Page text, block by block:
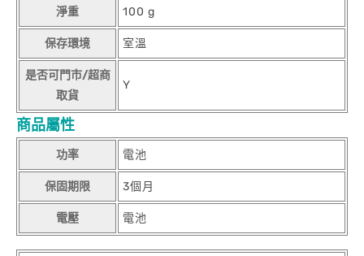
淨重 100 g
保存環境 室溫
是否可門市/超商
取貨
Y
商品屬性
功率 電池
保固期限 3個月
電壓 電池